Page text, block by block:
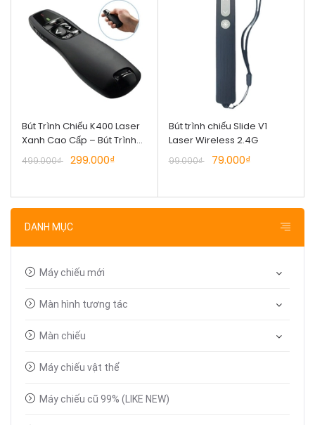
DANH MỤC
Máy chiếu mới
Màn hình tương tác
Màn chiếu
Máy chiếu vật thể
Máy chiếu cũ 99% (LIKE NEW)
Bút Trình Chiếu K400 Laser
Xanh Cao Cấp – Bút Trình
Chiếu Không Dây 2.4G
Sáng Mạnh
499.000₫ 299.000₫
Bút trình chiếu Slide V1
Laser Wireless 2.4G
99.000₫ 79.000₫